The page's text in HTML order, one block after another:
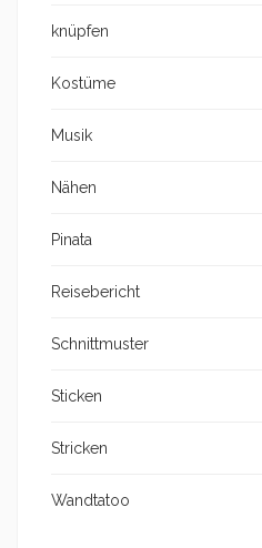
knüpfen
Kostüme
Musik
Nähen
Pinata
Reisebericht
Schnittmuster
Sticken
Stricken
Wandtatoo